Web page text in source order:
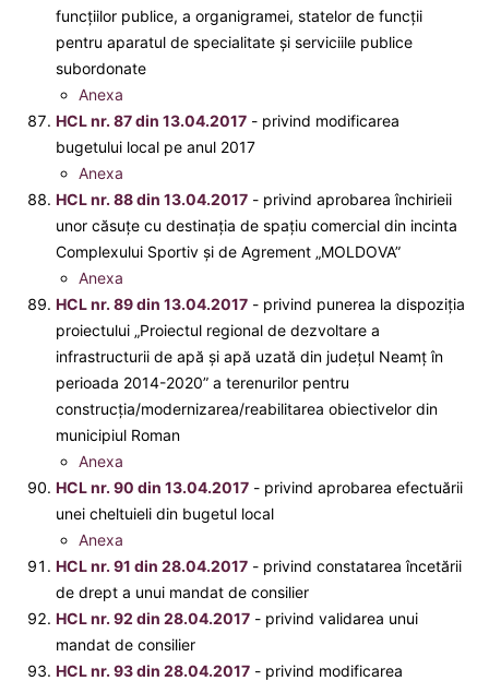
funcţiilor publice, a organigramei, statelor de funcţii
pentru aparatul de specialitate şi serviciile publice
subordonate
Anexa
HCL nr. 87 din 13.04.2017 - privind modificarea
bugetului local pe anul 2017
Anexa
HCL nr. 88 din 13.04.2017 - privind aprobarea închirieii
unor căsuțe cu destinația de spaţiu comercial din incinta
Complexului Sportiv şi de Agrement „MOLDOVA”
Anexa
HCL nr. 89 din 13.04.2017 - privind punerea la dispoziţia
proiectului „Proiectul regional de dezvoltare a
infrastructurii de apă și apă uzată din județul Neamț în
perioada 2014-2020” a terenurilor pentru
construcţia/modernizarea/reabilitarea obiectivelor din
municipiul Roman
Anexa
HCL nr. 90 din 13.04.2017 - privind aprobarea efectuării
unei cheltuieli din bugetul local
Anexa
HCL nr. 91 din 28.04.2017 - privind constatarea încetării
de drept a unui mandat de consilier
HCL nr. 92 din 28.04.2017 - privind validarea unui
mandat de consilier
HCL nr. 93 din 28.04.2017 - privind modificarea